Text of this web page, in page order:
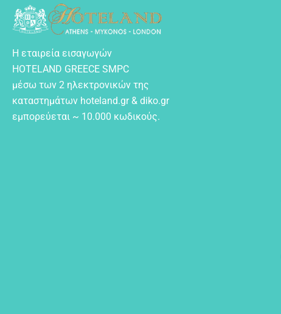
Η εταιρεία εισαγωγών
HOTELAND GREECE SMPC
μέσω των 2 ηλεκτρονικών της
καταστημάτων hoteland.gr & diko.gr
εμπορεύεται ~ 10.000 κωδικούς.